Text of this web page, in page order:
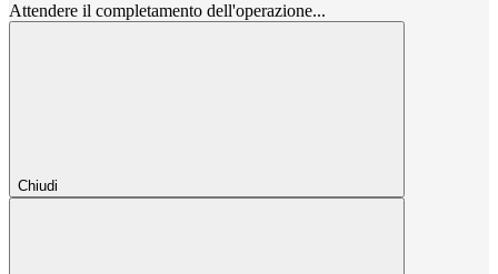
Attendere il completamento dell'operazione...
Chiudi